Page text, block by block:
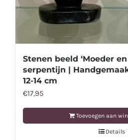
Stenen beeld ‘Moeder
serpentijn |
12-14 cm
€17,95
Toevoegen aan
Details